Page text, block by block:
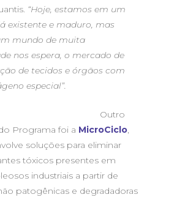
“Hoje, estamos em um
existente e maduro, mas
mundo de muita
nos espera, o mercado de
de tecidos e órgãos com
especial”.
Outro
Programa foi a MicroCiclo,
soluções para eliminar
tóxicos presentes em
industriais a partir de
patogênicas e degradadoras